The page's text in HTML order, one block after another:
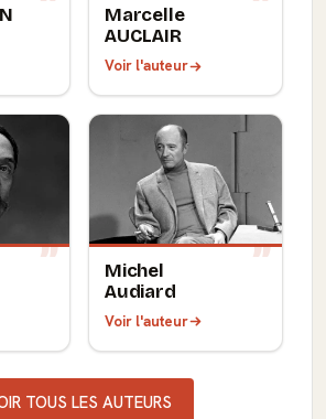
Marcelle
AUCLAIR
Voir l'auteur
Michel
Audiard
Voir l'auteur
TOUS LES AUTEURS